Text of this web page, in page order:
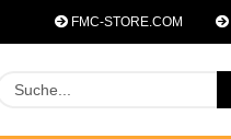
FMC-STORE.COM